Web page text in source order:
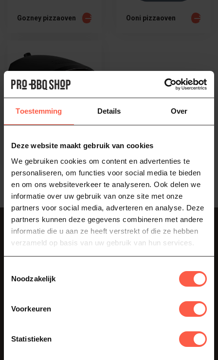
Toestemming Details Over
Deze website maakt gebruik van cookies
We gebruiken cookies om content en advertenties te
personaliseren, om functies voor social media te bieden
en om ons websiteverkeer te analyseren. Ook delen we
informatie over uw gebruik van onze site met onze
partners voor social media, adverteren en analyse. Deze
partners kunnen deze gegevens combineren met andere
informatie die u aan ze heeft verstrekt of die ze hebben
verzameld op basis van uw gebruik van hun services.
Noodzakelijk
Voorkeuren
Statistieken
Gozney pizzaoven Ooni pizzaoven
Grill Guru
Klantenservice
Als je vragen hebt over onze producten of je aankoop, bezoek dan
bedrijfsgegevens, antwoorden op veelgestelde vragen en
verschillende manieren om met ons in contact te komen.
Abonneer je op onze nieuwsbrief
Blijf op de hoogte over onze laatste acties